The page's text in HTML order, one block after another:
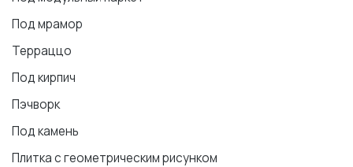
Под мрамор
Терраццо
Под кирпич
Пэчворк
Под камень
Плитка с геометрическим рисунком